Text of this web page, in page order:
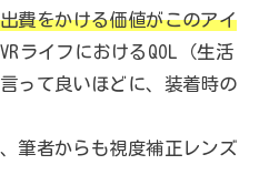
費をかける価値がこのアイ
ライフにおけるQOL（生活
って良いほどに、装着時の
筆者からも視度補正レンズ